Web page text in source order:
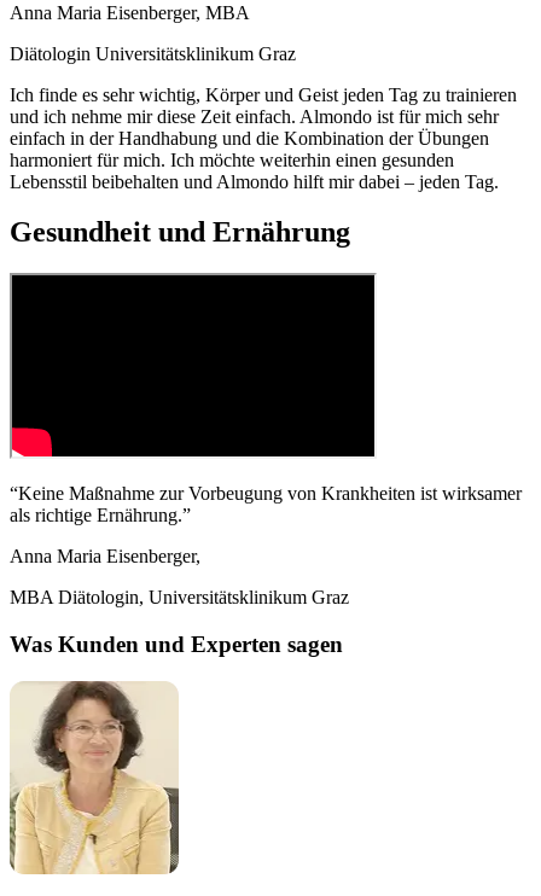
Anna Maria Eisenberger, MBA
Diätologin Universitätsklinikum Graz
Ich finde es sehr wichtig, Körper und Geist jeden Tag zu trainieren
und ich nehme mir diese Zeit einfach. Almondo ist für mich sehr
einfach in der Handhabung und die Kombination der Übungen
harmoniert für mich. Ich möchte weiterhin einen gesunden
Lebensstil beibehalten und Almondo hilft mir dabei – jeden Tag.
Gesundheit und Ernährung
“Keine Maßnahme zur Vorbeugung von Krankheiten ist wirksamer
als richtige Ernährung.”
Anna Maria Eisenberger,
MBA Diätologin, Universitätsklinikum Graz
Was Kunden und Experten sagen